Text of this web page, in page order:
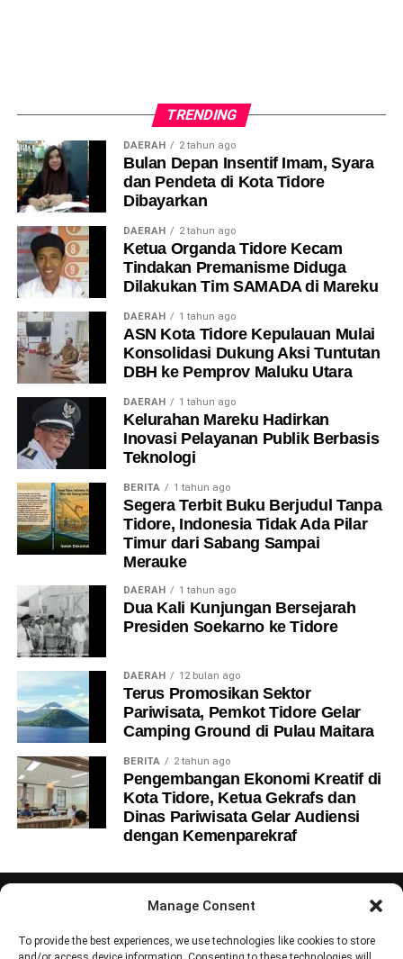
Manage Consent
To provide the best experiences, we use technologies like cookies to store
TRENDING
DAERAH 2 tahun ago
Bulan Depan Insentif Imam, Syara
dan Pendeta di Kota Tidore
Dibayarkan
DAERAH 2 tahun ago
Ketua Organda Tidore Kecam
Tindakan Premanisme Diduga
Dilakukan Tim SAMADA di Mareku
DAERAH 1 tahun ago
ASN Kota Tidore Kepulauan Mulai
Konsolidasi Dukung Aksi Tuntutan
DBH ke Pemprov Maluku Utara
DAERAH 1 tahun ago
Kelurahan Mareku Hadirkan
Inovasi Pelayanan Publik Berbasis
Teknologi
BERITA 1 tahun ago
Segera Terbit Buku Berjudul Tanpa
Tidore, Indonesia Tidak Ada Pilar
Timur dari Sabang Sampai
Merauke
DAERAH 1 tahun ago
Dua Kali Kunjungan Bersejarah
Presiden Soekarno ke Tidore
DAERAH 12 bulan ago
Terus Promosikan Sektor
Pariwisata, Pemkot Tidore Gelar
Camping Ground di Pulau Maitara
BERITA 2 tahun ago
Pengembangan Ekonomi Kreatif di
Kota Tidore, Ketua Gekrafs dan
Dinas Pariwisata Gelar Audiensi
dengan Kemenparekraf